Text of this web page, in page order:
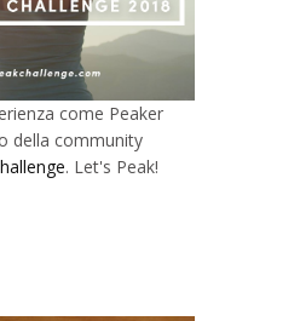
come Peaker
della community
. Let's Peak!